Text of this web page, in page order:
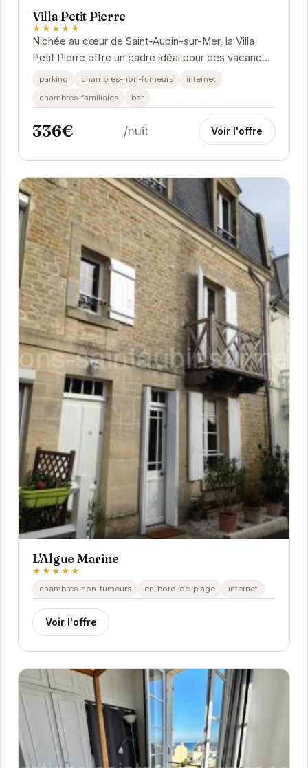
Villa Petit Pierre
★★★★★
Nichée au cœur de Saint-Aubin-sur-Mer, la Villa
Petit Pierre offre un cadre idéal pour des vacances
en famille ou entre amis.
parking chambres-non-fumeurs
internet
chambres-familiales
bar
336€ /nuit Voir l'offre
L'Algue Marine
★★★★★
chambres-non-fumeurs en-bord-de-plage internet
Voir l'offre